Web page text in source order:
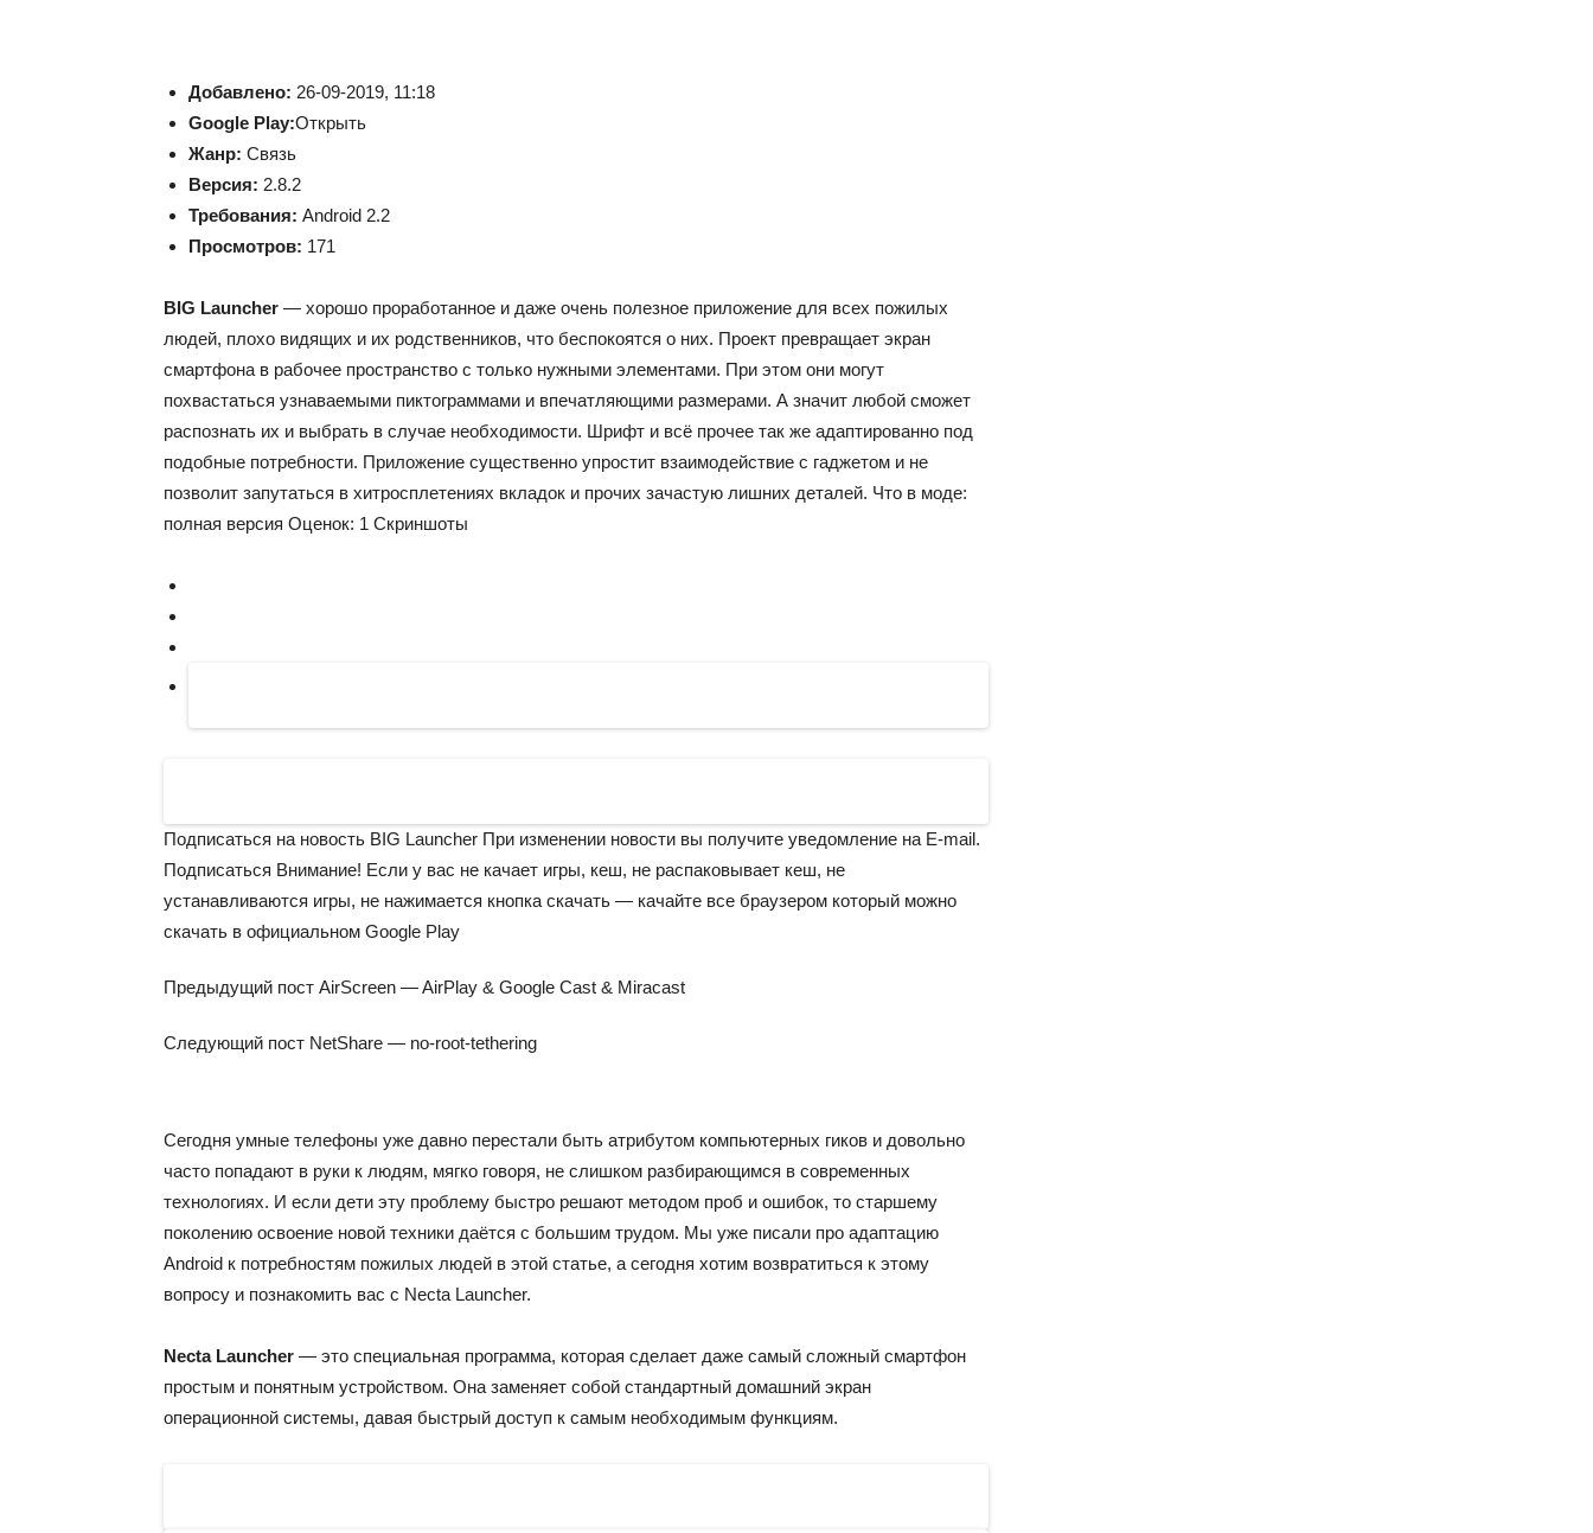
Добавлено: 26-09-2019, 11:18
Google Play:Открыть
Жанр: Связь
Версия: 2.8.2
Требования: Android 2.2
Просмотров: 171
BIG Launcher — хорошо проработанное и даже очень полезное приложение для всех пожилых
людей, плохо видящих и их родственников, что беспокоятся о них. Проект превращает экран
смартфона в рабочее пространство с только нужными элементами. При этом они могут
похвастаться узнаваемыми пиктограммами и впечатляющими размерами. А значит любой сможет
распознать их и выбрать в случае необходимости. Шрифт и всё прочее так же адаптированно под
подобные потребности. Приложение существенно упростит взаимодействие с гаджетом и не
позволит запутаться в хитросплетениях вкладок и прочих зачастую лишних деталей. Что в моде:
полная версия Оценок: 1 Скриншоты
Подписаться на новость BIG Launcher При изменении новости вы получите уведомление на E-mail.
Подписаться Внимание! Если у вас не качает игры, кеш, не распаковывает кеш, не
устанавливаются игры, не нажимается кнопка скачать — качайте все браузером который можно
скачать в официальном Google Play
Предыдущий пост AirScreen — AirPlay & Google Cast & Miracast
Следующий пост NetShare — no-root-tethering
Сегодня умные телефоны уже давно перестали быть атрибутом компьютерных гиков и довольно
часто попадают в руки к людям, мягко говоря, не слишком разбирающимся в современных
технологиях. И если дети эту проблему быстро решают методом проб и ошибок, то старшему
поколению освоение новой техники даётся с большим трудом. Мы уже писали про адаптацию
Android к потребностям пожилых людей в этой статье, а сегодня хотим возвратиться к этому
вопросу и познакомить вас с Necta Launcher.
Necta Launcher — это специальная программа, которая сделает даже самый сложный смартфон
простым и понятным устройством. Она заменяет собой стандартный домашний экран
операционной системы, давая быстрый доступ к самым необходимым функциям.